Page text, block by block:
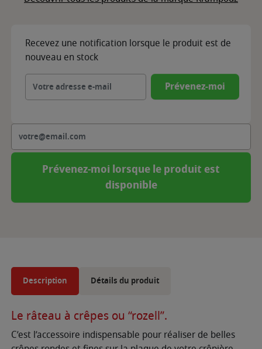
Recevez une notification lorsque le produit est de
nouveau en stock
Prévenez-moi
Prévenez-moi lorsque le produit est
disponible
Description Détails du produit
Le râteau à crêpes ou “rozell”.
C’est l’accessoire indispensable pour réaliser de belles